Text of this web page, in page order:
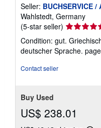
Seller: BUCHSERVICE
Wahlstedt, Germany
(5-star seller) Seller
rating
5
out
Condition: gut.
deutscher Sprache.
Contact seller
Buy Used
US$ 238.01